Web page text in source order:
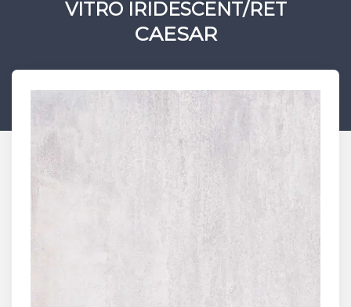
VITRO IRIDESCENT/RET
CAESAR